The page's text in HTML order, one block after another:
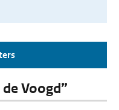
Voogd”